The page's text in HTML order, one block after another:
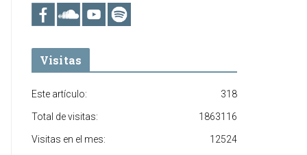
Visitas
318
Este artículo:
1863116
Total de visitas:
12524
Visitas en el mes: